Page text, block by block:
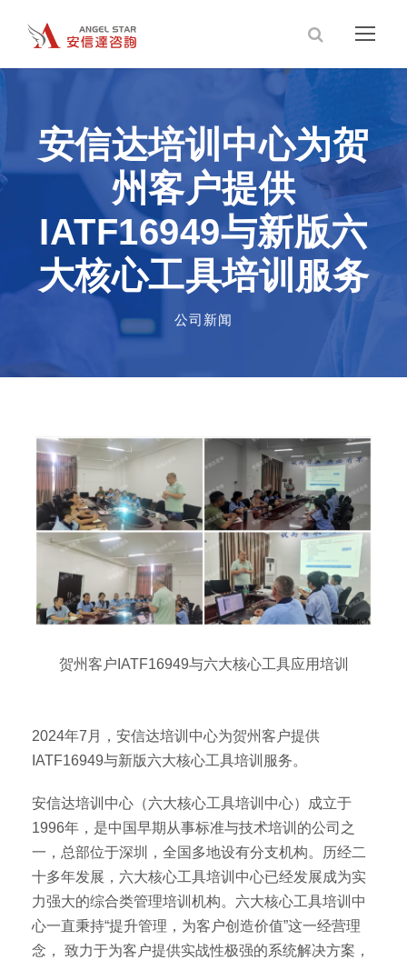
安信达培训中心为贺
州客户提供
IATF16949与新版六
大核心工具培训服务
公司新闻
贺州客户IATF16949与六大核心工具应用培训
2024年7月，安信达培训中心为贺州客户提供
IATF16949与新版六大核心工具培训服务。
安信达培训中心（六大核心工具培训中心）成立于
1996年，是中国早期从事标准与技术培训的公司之
一，总部位于深圳，全国多地设有分支机构。历经二
十多年发展，六大核心工具培训中心已经发展成为实
力强大的综合类管理培训机构。六大核心工具培训中
心一直秉持“提升管理，为客户创造价值”这一经营理
念， 致力于为客户提供实战性极强的系统解决方案，